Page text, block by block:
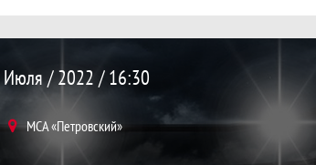
Легион 33 : 24
/ 2022 / 16:30
МСА «Петровский»